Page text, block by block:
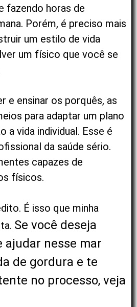
fazendo horas de
Porém, é preciso mais
um estilo de vida
um físico que você se
e ensinar os porquês, as
para adaptar um plano
a vida individual. Esse é
da saúde sério.
capazes de
físicos.
É isso que minha
Se você deseja
ajudar nesse mar
de gordura e te
no processo, veja